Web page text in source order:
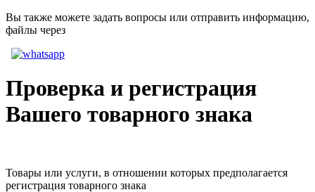
Вы также можете задать вопросы или отправить информацию,
файлы через
Проверка и регистрация
Вашего товарного знака
Товары или услуги, в отношении которых предполагается
регистрация товарного знака